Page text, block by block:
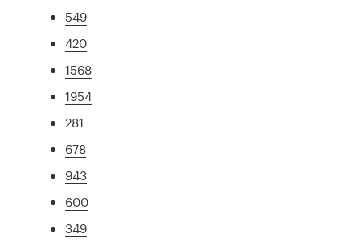
549
420
1568
1954
281
678
943
600
349